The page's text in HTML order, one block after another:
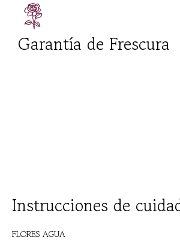
Garantía de Frescura
Instrucciones de
FLORES AGUA